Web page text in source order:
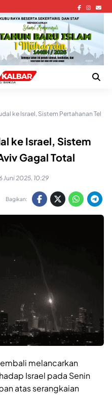
ke Israel, Sistem Pertahanan Tel
ke Israel, Sistem
Gagal Total
Juni 2025, 10:29
Bagikan:
melancarkan
Israel pada Senin
atas serangkaian